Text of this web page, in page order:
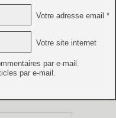
Votre adresse email *
Votre site internet
par e-mail.
par e-mail.